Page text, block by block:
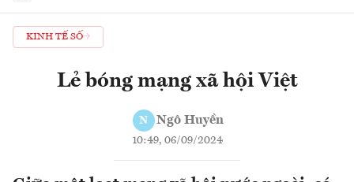
KINH TẾ SỐ
Lẻ bóng mạng xã hội Việt
N Ngô Huyền
10:49, 06/09/2024